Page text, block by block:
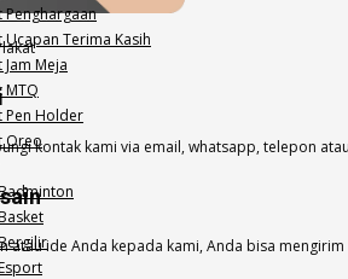
Penghargaan
Ucapan Terima Kasih
Jam Meja
MTQ
Pen Holder
Oreokontak kami via email, whatsapp, telepon
atau ide Anda kepada kami, Anda bisa